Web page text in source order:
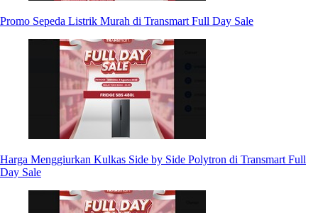
Promo Sepeda Listrik Murah di Transmart Full Day Sale
Harga Menggiurkan Kulkas Side by Side Polytron di Transmart Full
Day Sale